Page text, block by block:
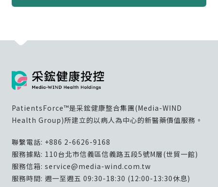
PatientsForce™是采鋐健康整合集團(Media-WIND
Health Group)所建立的以病人為中心的新醫藥價值服務。
聯繫電話: +886 2-6626-9168
服務據點: 110台北市信義區信義路五段5號M層(世貿一館)
服務信箱: service@media-wind.com.tw
服務時間: 週一至週五 09:30-18:30 (12:00-13:30休息)